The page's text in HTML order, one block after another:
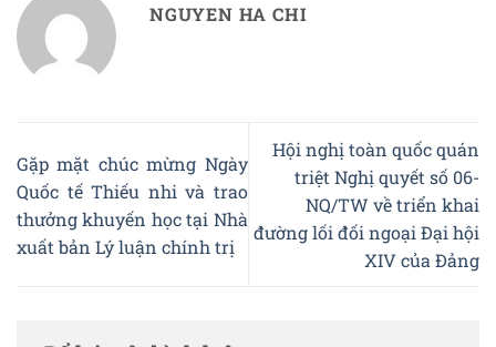
NGUYEN HA CHI
Gặp mặt chúc mừng Ngày
Quốc tế Thiếu nhi và trao
thưởng khuyến học tại Nhà
xuất bản Lý luận chính trị
Hội nghị toàn quốc quán
triệt Nghị quyết số 06-
NQ/TW về triển khai
đường lối đối ngoại Đại hội
XIV của Đảng